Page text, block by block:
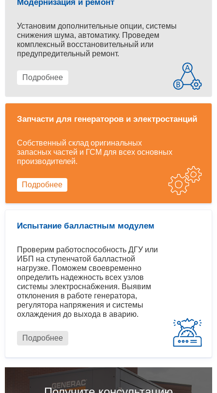
Модернизация и ремонт
Установим дополнительные опции, системы
снижения шума, автоматику. Проведем
комплексный восстановительный или
предупредительный ремонт.
Подробнее
Запчасти для генераторов и электростанций
Собственный склад оригинальных
запасных частей и ГСМ для всех основных
производителей.
Подробнее
Испытание балластным модулем
Проверим работоспособность ДГУ или
ИБП на ступенчатой балластной
нагрузке. Поможем своевременно
определить надежность всех узлов
системы электроснабжения. Выявим
отклонения в работе генератора,
регулятора напряжения и системы
охлаждения до выхода в аварию.
Подробнее